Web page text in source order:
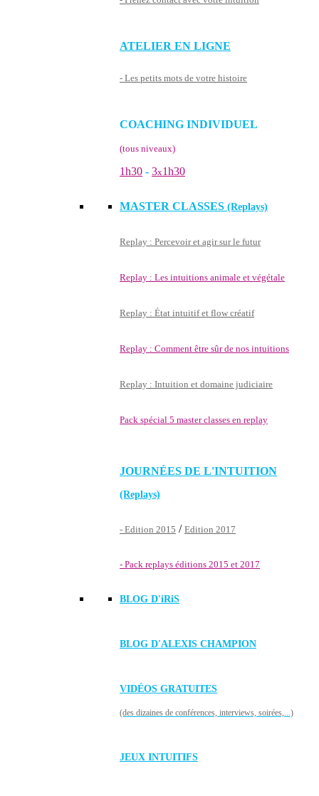
ATELIER EN LIGNE
- Les petits mots de votre histoire
COACHING INDIVIDUEL
(tous niveaux)
1h30 - 3x1h30
MASTER CLASSES (Replays)
Replay : Percevoir et agir sur le futur
Replay : Les intuitions animale et végétale
Replay : État intuitif et flow créatif
Replay : Comment être sûr de nos intuitions
Replay : Intuition et domaine judiciaire
Pack spécial 5 master classes en replay
JOURNÉES DE L'INTUITION
(Replays)
- Edition 2015 / Edition 2017
- Pack replays éditions 2015 et 2017
BLOG D'iRiS
BLOG D'ALEXIS CHAMPION
VIDÉOS GRATUITES
(des dizaines de conférences, interviews, soirées,...)
JEUX INTUITIFS